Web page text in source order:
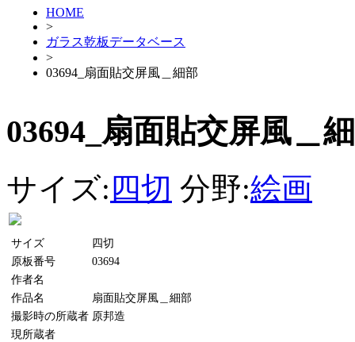
HOME
>
ガラス乾板データベース
>
03694_扇面貼交屏風＿細部
03694_扇面貼交屏風＿
サイズ: 四切 分野:絵画
サイズ
四切
原板番号
03694
作者名
作品名
扇面貼交屏風＿細部
撮影時の所蔵者 原邦造
現所蔵者